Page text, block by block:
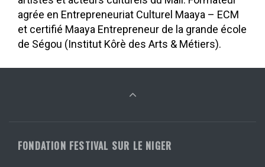
agrée en Entrepreneuriat Culturel Maaya – ECM
et certifié Maaya Entrepreneur de la grande école
de Ségou (Institut Kôrè des Arts & Métiers).
FONDATION FESTIVAL SUR LE NIGER